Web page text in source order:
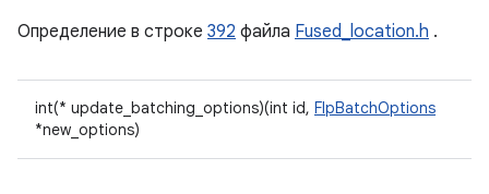
Определение в строке 392 файла Fused_location.h .
int(* update_batching_options)(int id, FlpBatchOptions
*new_options)